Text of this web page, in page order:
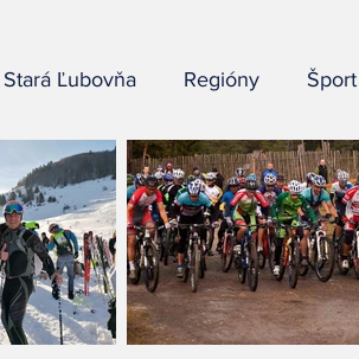
Stará Ľubovňa Regióny Šport